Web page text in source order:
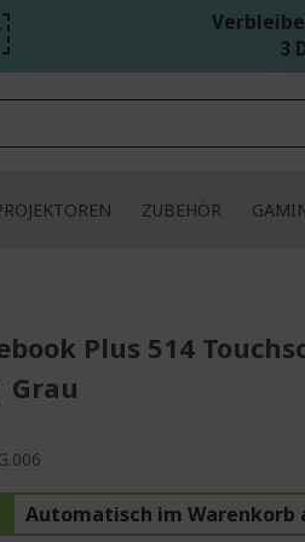
3
ZUBEHÖR
Plus 514
Grau
Automatisch im Warenkorb